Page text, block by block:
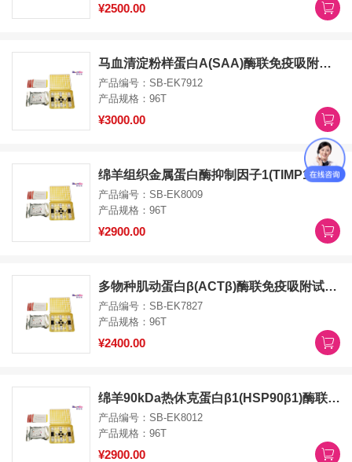
¥2500.00
马血清淀粉样蛋白A(SAA)酶联免疫吸附试剂盒SAA ELISA Kit
产品编号：SB-EK7912
产品规格：96T
¥3000.00
绵羊组织金属蛋白酶抑制因子1(TIMP1)酶联免疫吸附试剂盒TIMP1 ELISA Kit
产品编号：SB-EK8009
产品规格：96T
¥2900.00
多物种肌动蛋白β(ACTβ)酶联免疫吸附试剂盒ACTB ELISA Kit
产品编号：SB-EK7827
产品规格：96T
¥2400.00
绵羊90kDa热休克蛋白β1(HSP90β1)酶联免疫吸附试剂盒HSP90b1 ELISA Kit
产品编号：SB-EK8012
产品规格：96T
¥2900.00